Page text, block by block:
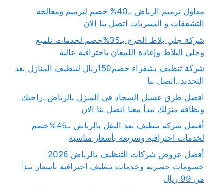
مقاول ترميم الرياض بـ40% خصم لترميم ومعالجة
التشققات و التسربات اتصل بنا الان
شركة جلي بلاط الخرج بـ35%خصم لخدمات تلميع
وجلي البلاط وإعادة اللمعان باحترافية عالية
شركة تنظيف بشقراء خصم150ريال لتنظيف المنازل بعد
التجديد..اتصل بنا
افضل طرق غسيل السجاد في المنزل بالرياض..راحتك
ونظافة منزلك تبدأ معنا اتصل بنا الان
أفضل شركة تنظيف بعد النقل بالرياض بـ45%خصم
لخدمات احترافية وسريعة بأسعار مناسبة
خصومات حصرية وخدمات تنظيف احترافية بأسعار تبدأ
من 99 ريال